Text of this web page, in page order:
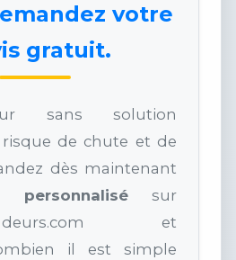
votre
gratuit.
sans solution
de chute et de
dès maintenant
personnalisésur
et
il est simple